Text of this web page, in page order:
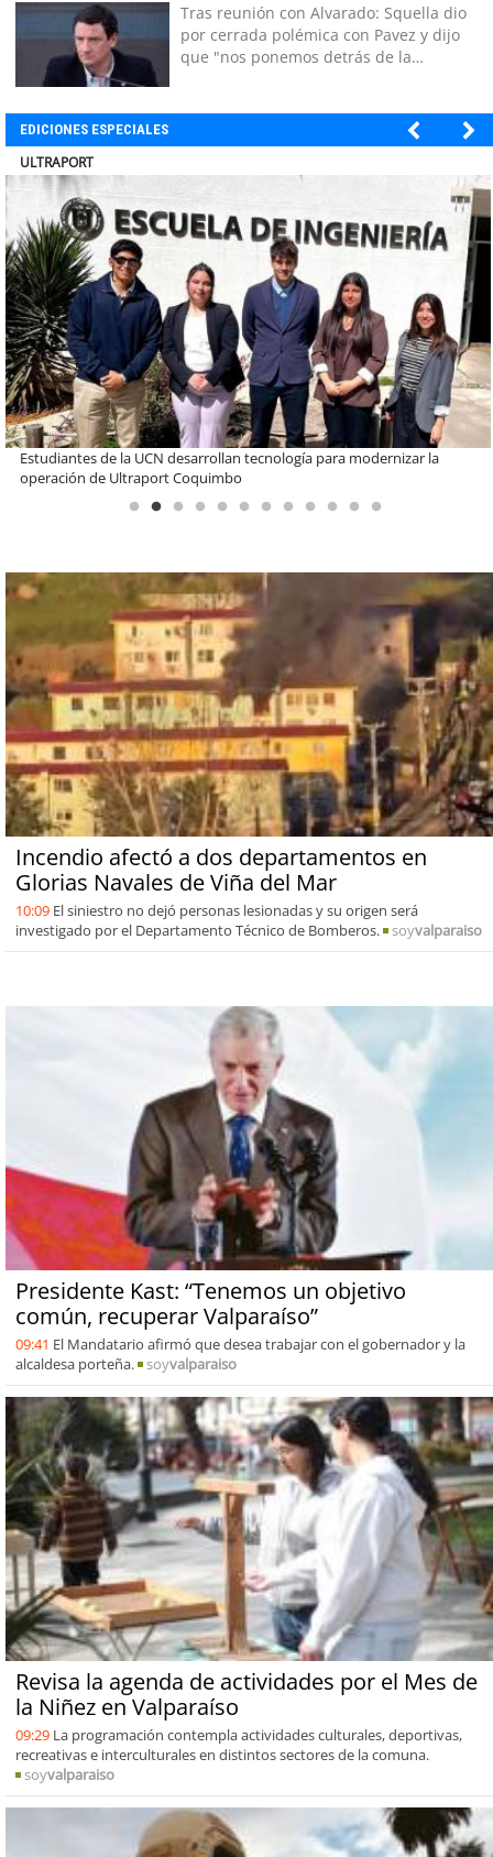
Tras reunión con Alvarado: Squella dio
por cerrada polémica con Pavez y dijo
que "nos ponemos detrás de la
EDICIONES ESPECIALES
BANCO DE CHILE
Educación y colaboración público-privada se toman La Araucanía:
encuentro reunió a líderes para abordar las brechas y oportunidades
Incendio afectó a dos departamentos en
Glorias Navales de Viña del Mar
10:09 El siniestro no dejó personas lesionadas y su origen será
investigado por el Departamento Técnico de Bomberos.
soyvalparaiso
Presidente Kast: “Tenemos un objetivo
común, recuperar Valparaíso”
09:41 El Mandatario afirmó que desea trabajar con el gobernador y la
alcaldesa porteña.
soyvalparaiso
Revisa la agenda de actividades por el Mes de
la Niñez en Valparaíso
09:29 La programación contempla actividades culturales, deportivas,
recreativas e interculturales en distintos sectores de la comuna.
soyvalparaiso